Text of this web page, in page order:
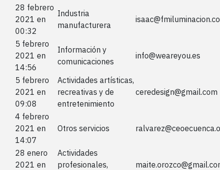
28 febrero
2021 en
00:32
Industria
manufacturera
5 febrero
2021 en
14:56
Información y
comunicaciones
info@weareyou.es
5 febrero
2021 en
09:08
Actividades artísticas,
recreativas y de
entretenimiento
ceredesign@gmail.com
4 febrero
2021 en
14:07
Otros servicios
28 enero
2021 en
Actividades
profesionales,